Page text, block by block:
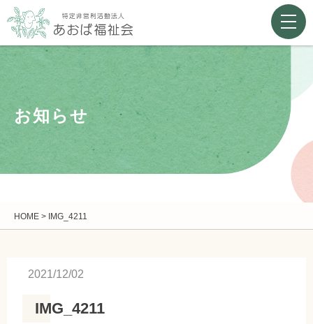
お知らせ
HOME > IMG_4211
2021/12/02
IMG_4211